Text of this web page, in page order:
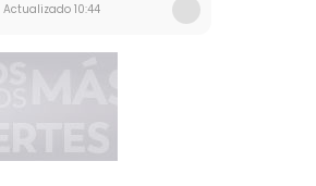
Actualizado 10:44